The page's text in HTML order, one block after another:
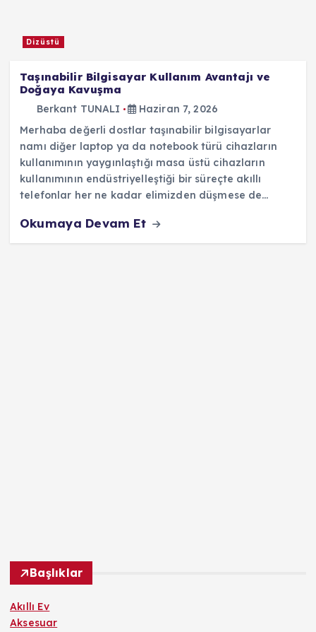
Dizüstü
Taşınabilir Bilgisayar Kullanım Avantajı ve
Doğaya Kavuşma
Berkant TUNALI
Haziran 7, 2026
Merhaba değerli dostlar taşınabilir bilgisayarlar
namı diğer laptop ya da notebook türü cihazların
kullanımının yaygınlaştığı masa üstü cihazların
kullanımının endüstriyelleştiği bir süreçte akıllı
telefonlar her ne kadar elimizden düşmese de…
Okumaya Devam Et
Başlıklar
Akıllı Ev
Aksesuar